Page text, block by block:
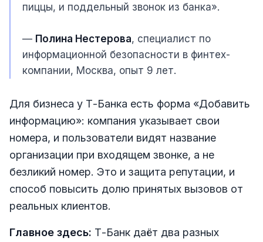
пиццы, и поддельный звонок из банка».
— Полина Нестерова, специалист по
информационной безопасности в финтех-
компании, Москва, опыт 9 лет.
Для бизнеса у Т-Банка есть форма «Добавить
информацию»: компания указывает свои
номера, и пользователи видят название
организации при входящем звонке, а не
безликий номер. Это и защита репутации, и
способ повысить долю принятых вызовов от
реальных клиентов.
Главное здесь: Т-Банк даёт два разных